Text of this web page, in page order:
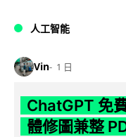
人工智能
Vin 1 日
ChatGPT 免
體修圖兼整